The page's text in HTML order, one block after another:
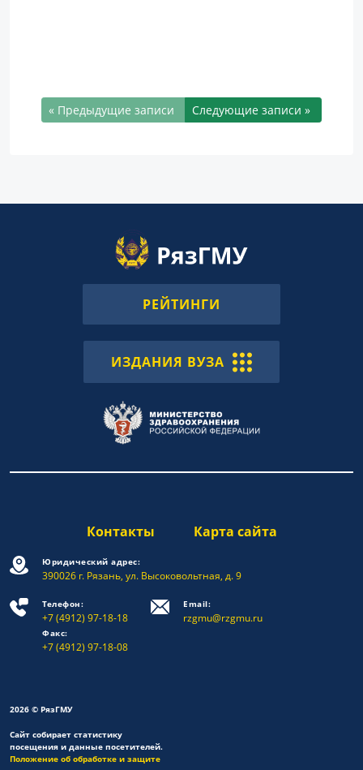
« Предыдущие записи Следующие записи »
РЕЙТИНГИ
ИЗДАНИЯ ВУЗА
Контакты Карта сайта
Юридический адрес:
390026 г. Рязань, ул. Высоковольтная, д. 9
Телефон:
+7 (4912) 97-18-18
Факс:
+7 (4912) 97-18-08
Email:
rzgmu@rzgmu.ru
2026 © РязГМУ
Сайт собирает статистику
посещения и данные посетителей.
Положение об обработке и защите